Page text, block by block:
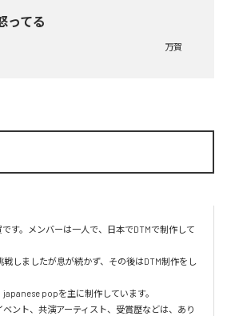
ってる
万賀
す。メンバーは一人で、日本でDTMで制作して
しましたが息が続かず、その後はDTM制作をし
popを主に制作しています。
ント、共演アーティスト、受賞歴などは、あり